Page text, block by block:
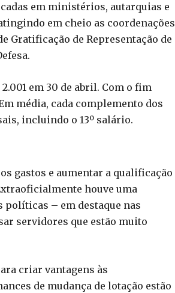
em ministérios, autarquias e
em cheio as coordenações
Gratificação de Representação de
em 30 de abril. Com o fim
média, cada complemento dos
incluindo o 13º salário.
gastos e aumentar a qualificação
houve uma
– em destaque nas
servidores que estão muito
criar vantagens às
de mudança de lotação estão